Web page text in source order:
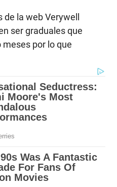
de la web Verywell
ser graduales que
por lo que